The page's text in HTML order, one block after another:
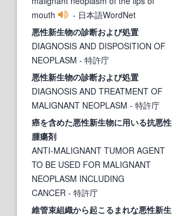
mouth
- 日本語WordNet
悪性新生物の診断および処置
DIAGNOSIS AND DISPOSITION OF
NEOPLASM - 特許庁
悪性新生物の診断および処置
DIAGNOSIS AND TREATMENT OF
MALIGNANT NEOPLASM - 特許庁
癌を含めた悪性新生物に用いる抗悪性
腫瘍剤
ANTI-MALIGNANT TUMOR AGENT
TO BE USED FOR MALIGNANT
NEOPLASM INCLUDING
CANCER - 特許庁
維管束組織から起こるまれな悪性新生